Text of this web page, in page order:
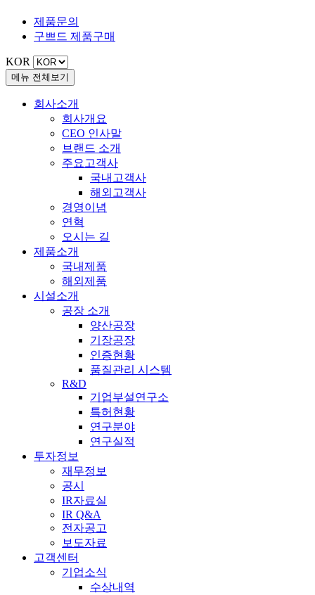
제품문의
구쁘드 제품구매
KOR
메뉴 전체보기
회사소개
회사개요
CEO 인사말
브랜드 소개
주요고객사
국내고객사
해외고객사
경영이념
연혁
오시는 길
제품소개
국내제품
해외제품
시설소개
공장 소개
양산공장
기장공장
인증현황
품질관리 시스템
R&D
기업부설연구소
특허현황
연구분야
연구실적
투자정보
재무정보
공시
IR자료실
IR Q&A
전자공고
보도자료
고객센터
기업소식
수상내역